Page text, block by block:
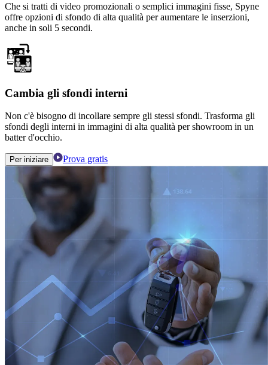
Che si tratti di video promozionali o semplici immagini fisse, Spyne
offre opzioni di sfondo di alta qualità per aumentare le inserzioni,
anche in soli 5 secondi.
Cambia gli sfondi interni
Non c'è bisogno di incollare sempre gli stessi sfondi. Trasforma gli
sfondi degli interni in immagini di alta qualità per showroom in un
batter d'occhio.
Per iniziare Prova gratis